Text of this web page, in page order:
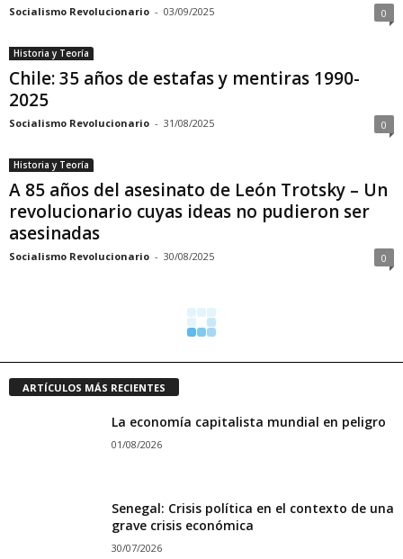
Socialismo Revolucionario - 03/09/2025 0
Historia y Teoría
Chile: 35 años de estafas y mentiras 1990-
2025
Socialismo Revolucionario - 31/08/2025 0
Historia y Teoría
A 85 años del asesinato de León Trotsky – Un
revolucionario cuyas ideas no pudieron ser
asesinadas
Socialismo Revolucionario - 30/08/2025 0
ARTÍCULOS MÁS RECIENTES
La economía capitalista mundial en peligro
01/08/2026
Senegal: Crisis política en el contexto de una
grave crisis económica
30/07/2026